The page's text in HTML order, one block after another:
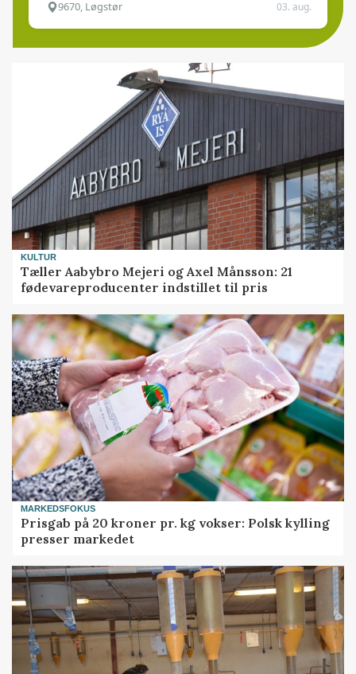
9670, Løgstør 03. aug.
KULTUR
Tæller Aabybro Mejeri og Axel Månsson: 21
fødevareproducenter indstillet til pris
MARKEDSFOKUS
Prisgab på 20 kroner pr. kg vokser: Polsk kylling
presser markedet